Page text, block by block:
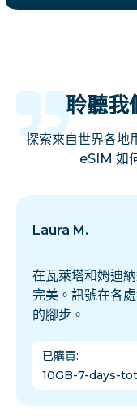
聆聽我
探索來自世界各地
eSIM 如
Laura M.
在瓦萊塔和姆迪
完美。訊號在各
的腳步。
已購買:
10GB-7-days-